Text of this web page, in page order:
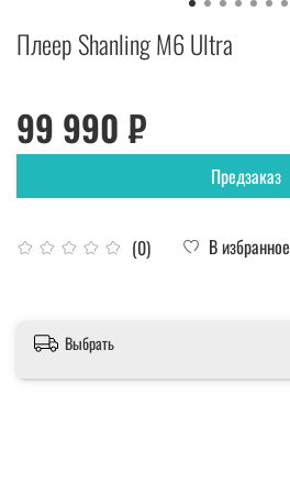
Плеер Shanling M6 Ultra
(0) В избранное
99 990 ₽
Предзаказ
Выбрать